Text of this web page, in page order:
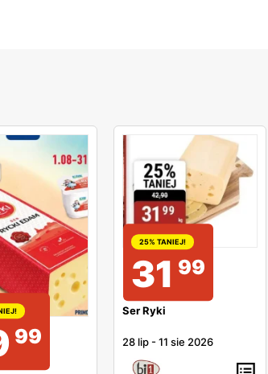
99
25% TANIEJ!
31 99
Ser Ryki
28 lip -11 sie 2026